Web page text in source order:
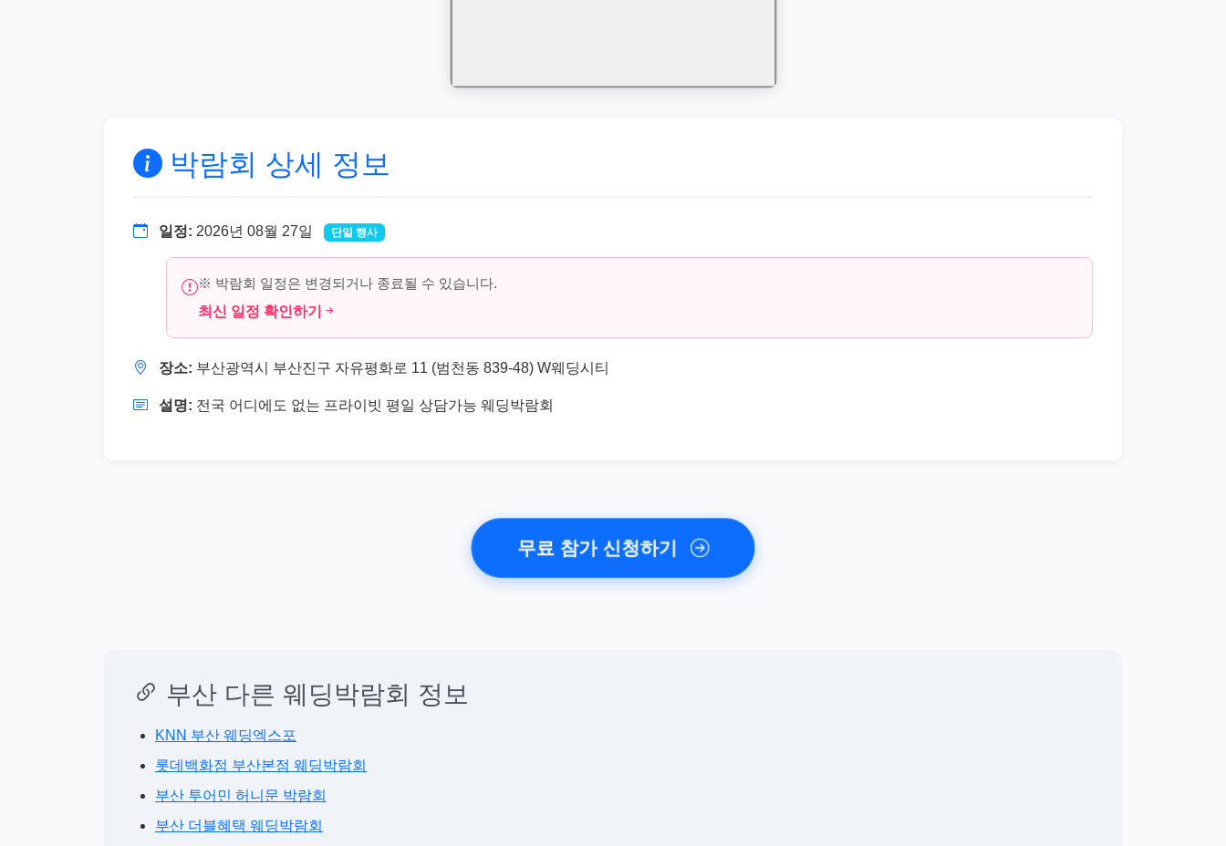
박람회 상세 정보
일정: 2026년 08월 27일 단일 행사
※ 박람회 일정은 변경되거나 종료될 수 있습니다.
최신 일정 확인하기
장소: 부산광역시 부산진구 자유평화로 11 (범천동 839-48) W웨딩시티
설명: 전국 어디에도 없는 프라이빗 평일 상담가능 웨딩박람회
무료 참가 신청하기
부산 다른 웨딩박람회 정보
KNN 부산 웨딩엑스포
롯데백화점 부산본점 웨딩박람회
부산 투어민 허니문 박람회
부산 더블혜택 웨딩박람회